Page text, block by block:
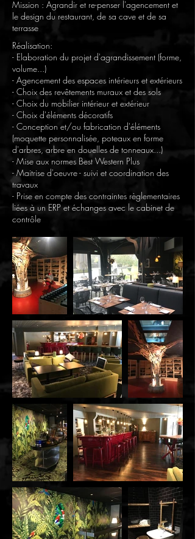
Mission : Agrandir et re-penser l'agencement et
le design du restaurant, de sa cave et de sa
terrasse
Réalisation:
- Elaboration du projet d'agrandissement (forme,
volume...)
- Agencement des espaces intérieurs et extérieurs
- Choix des revêtements muraux et des sols
- Choix du mobilier intérieur et extérieur
- Choix d'éléments décoratifs
- Conception et/ou fabrication d'éléments
(moquette personnalisée, poteaux en forme
d'arbres, arbre en douelles de tonneaux...)
- Mise aux normes Best Western Plus
- Maitrise d'oeuvre - suivi et coordination des
travaux
- Prise en compte des contraintes règlementaires
liées à un ERP et échanges avec le cabinet de
contrôle